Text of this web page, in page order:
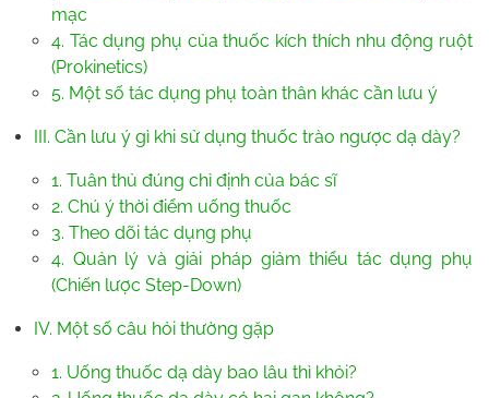
mạc
4. Tác dụng phụ của thuốc kích thích nhu động ruột
(Prokinetics)
5. Một số tác dụng phụ toàn thân khác cần lưu ý
III. Cần lưu ý gì khi sử dụng thuốc trào ngược dạ dày?
1. Tuân thủ đúng chỉ định của bác sĩ
2. Chú ý thời điểm uống thuốc
3. Theo dõi tác dụng phụ
4. Quản lý và giải pháp giảm thiểu tác dụng phụ
(Chiến lược Step-Down)
IV. Một số câu hỏi thường gặp
1. Uống thuốc dạ dày bao lâu thì khỏi?